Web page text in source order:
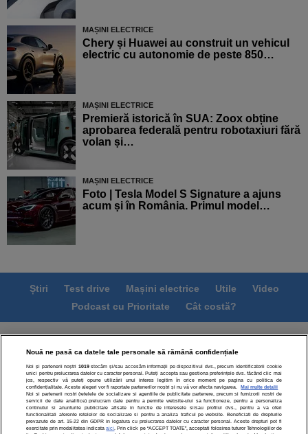
MAȘINI ELECTRICE
Chery și Huawei au construit un vehicul
electric cu autonomie de peste 850…
MAȘINI ELECTRICE
Premieră istorică în SUA: Zoox obține
aprobarea federală pentru robotaxiuri fără
volan și…
MAȘINI ELECTRICE
Foto | Tesla Model S Signature a ajuns
acum și în România. Primul model…
Știri Test drive Mașini electrice Utile
Video
Podcast cu Prioritate
Cât costă?
Termeni si conditii
Politica de confidentialitate
Politica de cookies
Echipa editorială
Contact
Modifică Setările
Nouă ne pasă ca datele tale personale să rămână confidențiale
Noi și partenerii noștri 1019stocăm și/sau accesăm informații pe dispozitivul dvs., precum identificatorii cookie
unici pentru prelucrarea datelor cu caracter personal. Puteți accepta sau gestiona preferințele dvs. făcând clic mai
jos, respectiv vă puteți opune utilizării unui interes legitim în orice moment pe pagina cu politica de
confidențialitate. Aceste alegeri vor fi raportate partenerilor noștri și nu vă vor afecta navigarea.
Mai multe detalii
Noi si partenerii nostri (retelele de socializare si agentiile de publicitate partenere, precum si furnizorii nostri de
servicii de date analitice) prelucram date pentru a permite website-ului sa functioneze, pentru a personaliza
continutul si anunturile publicitare afisate in functie de interesele si/sau profilul dvs., pentru a va oferi
functionalitati aferente retelelor de socializare si pentru a analiza traficul pe website. Beneficiati de drepturile
prevazute de art. 15-22 din GDPR in legatura cu prelucrarea datelor cu caracter personal. Aceste drepturi pot fi
exercitate prin modalitatea indicataaici . Prin click pe “ACCEPT TOATE”, acceptati folosirea tuturor Tehnologiilor de